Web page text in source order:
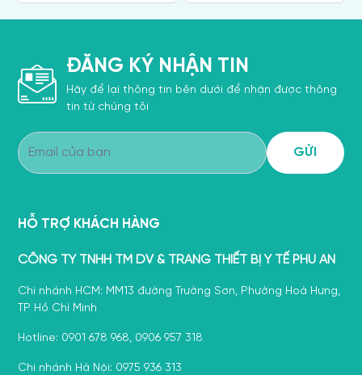
ĐĂNG KÝ NHẬN TIN
Hãy để lại thông tin bên dưới để nhận được thông
tin từ chúng tôi
HỖ TRỢ KHÁCH HÀNG
CÔNG TY TNHH TM DV & TRANG THIẾT BỊ Y TẾ PHÚ AN
Chi nhánh HCM: MM13 đường Trường Sơn, Phường Hoà Hưng,
TP Hồ Chí Minh
Hotline: 0901 678 968, 0906 957 318
Chi nhánh Hà Nội: 0975 936 313